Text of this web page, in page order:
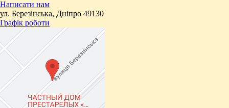
Написати нам
ул. Березінська, Дніпро 49130
Графік роботи